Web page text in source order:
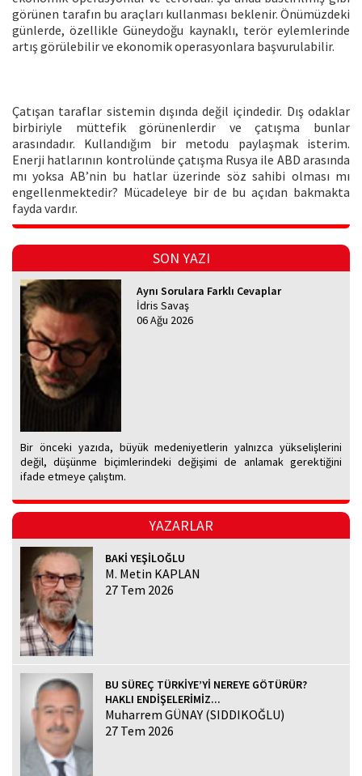
görünen tarafın bu araçları kullanması beklenir. Önümüzdeki
günlerde, özellikle Güneydoğu kaynaklı, terör eylemlerinde
artış görülebilir ve ekonomik operasyonlara başvurulabilir.
Çatışan taraflar sistemin dışında değil içindedir. Dış odaklar
birbiriyle müttefik görünenlerdir ve çatışma bunlar
arasındadır. Kullandığım bir metodu paylaşmak isterim.
Enerji hatlarının kontrolünde çatışma Rusya ile ABD arasında
mı yoksa AB’nin bu hatlar üzerinde söz sahibi olması mı
engellenmektedir? Mücadeleye bir de bu açıdan bakmakta
fayda vardır.
SON YAZI
Aynı Sorulara Farklı Cevaplar
İdris Savaş
06 Ağu 2026
Bir önceki yazıda, büyük medeniyetlerin yalnızca yükselişlerini
değil, düşünme biçimlerindeki değişimi de anlamak gerektiğini
ifade etmeye çalıştım.
YAZARLAR
BAKİ YEŞİLOĞLU
M. Metin KAPLAN
27 Tem 2026
BU SÜREÇ TÜRKİYE’Yİ NEREYE GÖTÜRÜR?
HAKLI ENDİŞELERİMİZ...
Muharrem GÜNAY (SIDDIKOĞLU)
27 Tem 2026